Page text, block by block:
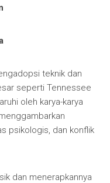
teknik dan
seperti Tennessee
oleh karya-karya
psikologis, dan konflik
dan menerapkannya